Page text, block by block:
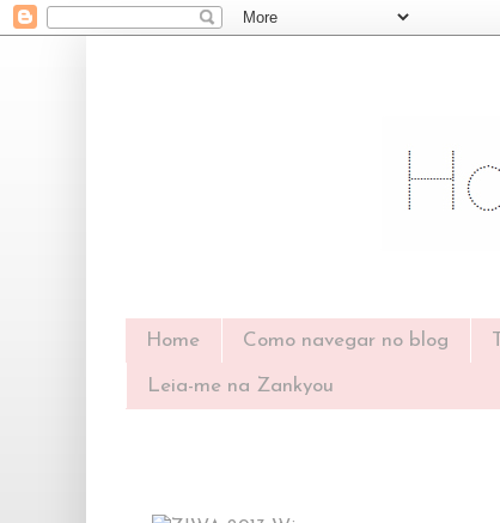
Home Como navegar no blog
Leia-me na Zankyou